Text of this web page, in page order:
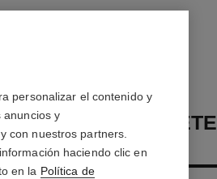
PULSERA COMÈTE
COUTURE
personalizar el contenido y
anuncios y
con nuestros partners.
haciendo clic en
en la Política de